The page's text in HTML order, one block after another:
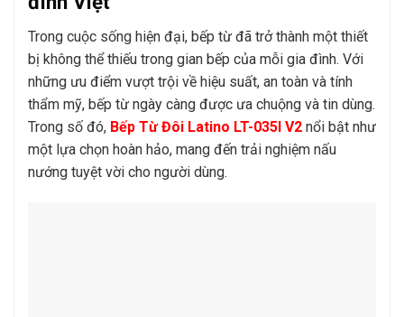
Trong cuộc sống hiện đại, bếp từ đã trở thành một thiết
bị không thể thiếu trong gian bếp của mỗi gia đình. Với
những ưu điểm vượt trội về hiệu suất, an toàn và tính
thẩm mỹ, bếp từ ngày càng được ưa chuộng và tin dùng.
Trong số đó, Bếp Từ Đôi Latino LT-035I V2 nổi bật như
một lựa chọn hoàn hảo, mang đến trải nghiệm nấu
nướng tuyệt vời cho người dùng.